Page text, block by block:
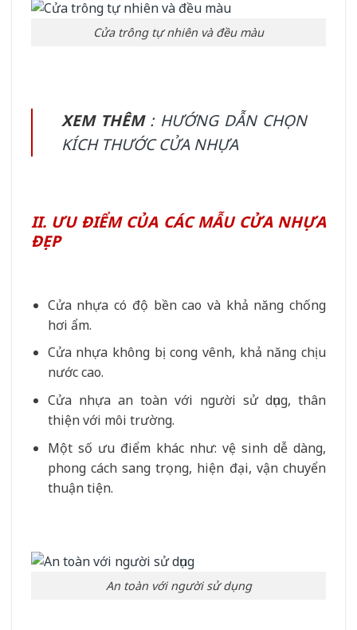
Cửa trông tự nhiên và đều màu
XEM THÊM: HƯỚNG DẪN CHỌN
KÍCH THƯỚC CỬA NHỰA
II. ƯU ĐIỂM CỦA CÁC MẪU CỬA NHỰA
ĐẸP
Cửa nhựa có độ bền cao và khả năng chống
hơi ẩm.
Cửa nhựa không bị cong vênh, khả năng chịu
nước cao.
Cửa nhựa an toàn với người sử dụng, thân
thiện với môi trường.
Một số ưu điểm khác như: vệ sinh dễ dàng,
phong cách sang trọng, hiện đại, vận chuyển
thuận tiện.
An toàn với người sử dụng